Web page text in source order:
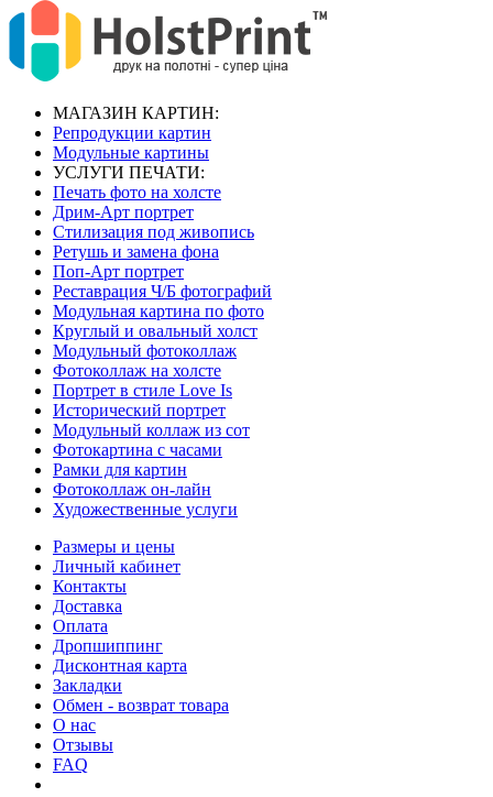
МАГАЗИН КАРТИН:
Репродукции картин
Модульные картины
УСЛУГИ ПЕЧАТИ:
Печать фото на холсте
Дрим-Арт портрет
Стилизация под живопись
Ретушь и замена фона
Поп-Арт портрет
Реставрация Ч/Б фотографий
Модульная картина по фото
Круглый и овальный холст
Модульный фотоколлаж
Фотоколлаж на холсте
Портрет в стиле Love Is
Исторический портрет
Модульный коллаж из сот
Фотокартина с часами
Рамки для картин
Фотоколлаж он-лайн
Художественные услуги
Размеры и цены
Личный кабинет
Контакты
Доставка
Оплата
Дропшиппинг
Дисконтная карта
Закладки
Обмен - возврат товара
О нас
Отзывы
FAQ